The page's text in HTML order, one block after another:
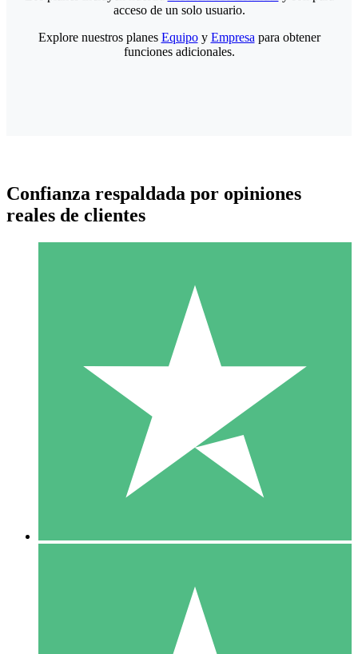
Paquetes de Créditos Individuales
Paga según el uso con créditos de descarga. Sin compromiso
10 00
10 Descargas
20 00
acceso de un solo usuario.
Explore nuestros planes Equipoy Empresa para obtener
funciones adicionales.
Confianza respaldada por opiniones
reales de clientes